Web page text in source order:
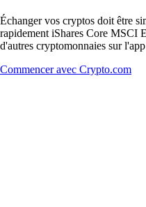
Échanger vos cryptos doit être
rapidement iShares Core MSCI
d'autres cryptomonnaies sur
Commencer avec Crypto.com